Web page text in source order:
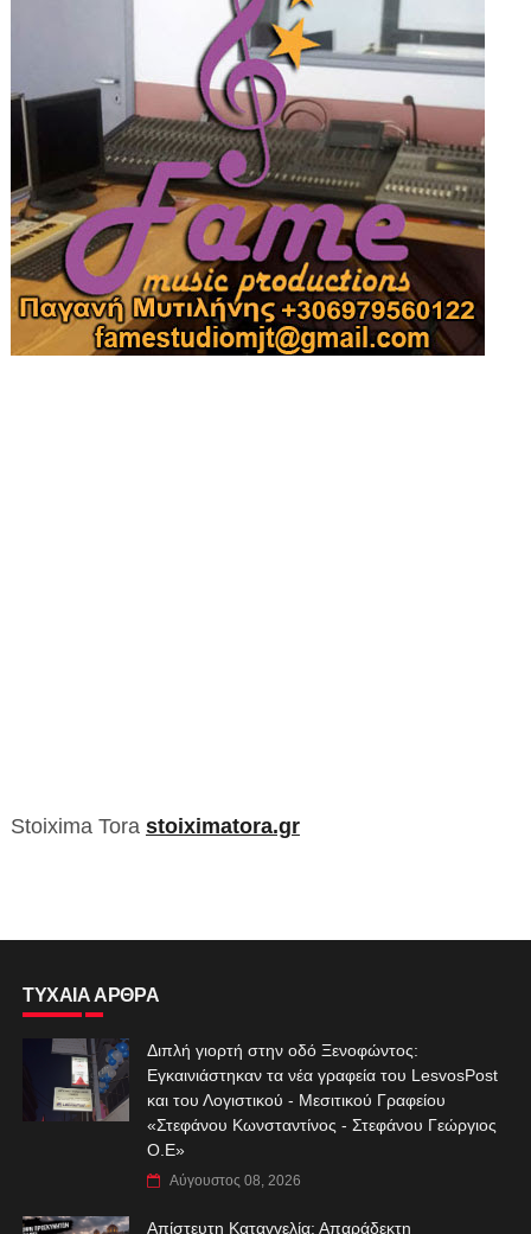
Stoixima Tora stoiximatora.gr
ΤΥΧΑΙΑ ΑΡΘΡΑ
Διπλή γιορτή στην οδό Ξενοφώντος:
Εγκαινιάστηκαν τα νέα γραφεία του LesvosPost
και του Λογιστικού - Μεσιτικού Γραφείου
«Στεφάνου Κωνσταντίνος - Στεφάνου Γεώργιος
Ο.Ε»
Αύγουστος 08, 2026
Απίστευτη Καταγγελία: Απαράδεκτη